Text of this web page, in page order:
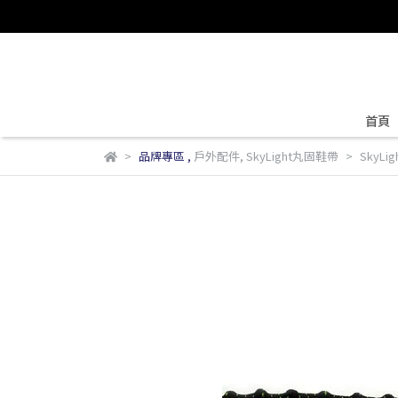
首頁
品牌專區 , 戶外配件, SkyLight丸固鞋帶